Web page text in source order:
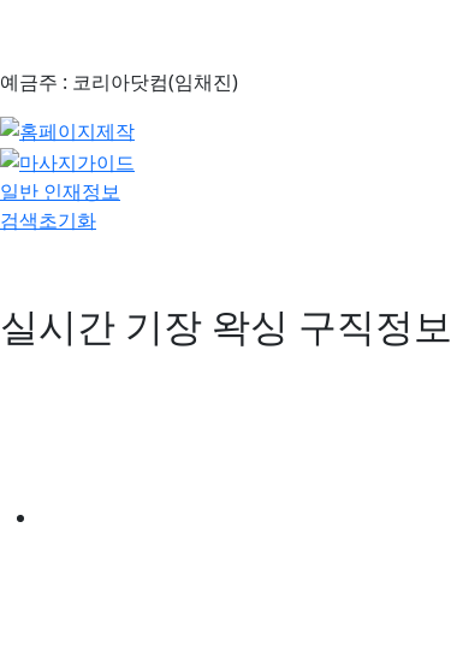
예금주 : 코리아닷컴(임채진)
일반 인재정보
검색초기화
실시간 기장 왁싱 구직정보